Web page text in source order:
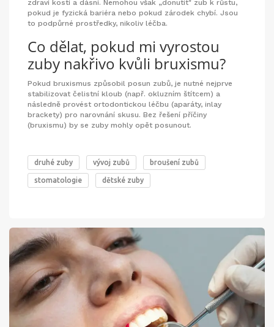
zdraví kostí a dásní. Nemohou však „donutit" zub k růstu,
pokud je fyzická bariéra nebo pokud zárodek chybí. Jsou
to podpůrné prostředky, nikoliv léčba.
Co dělat, pokud mi vyrostou
zuby nakřivo kvůli bruxismu?
Pokud bruxismus způsobil posun zubů, je nutné nejprve
stabilizovat čelistní kloub (např. okluzním štítcem) a
následně provést ortodontickou léčbu (aparáty, inlay
brackety) pro narovnání skusu. Bez řešení příčiny
(bruxismu) by se zuby mohly opět posunout.
druhé zuby vývoj zubů broušení zubů
stomatologie dětské zuby